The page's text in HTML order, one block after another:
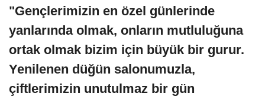
"Gençlerimizin en özel günlerinde
yanlarında olmak, onların mutluluğuna
ortak olmak bizim için büyük bir gurur.
Yenilenen düğün salonumuzla,
çiftlerimizin unutulmaz bir gün